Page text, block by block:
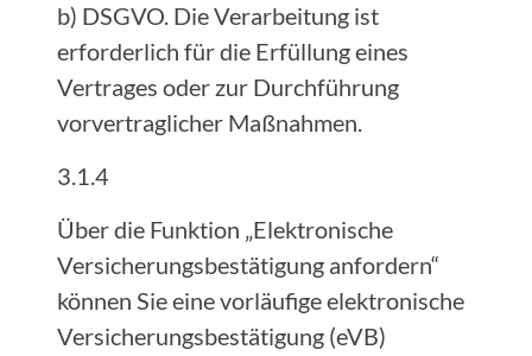
b) DSGVO. Die Verarbeitung ist
erforderlich für die Erfüllung eines
Vertrages oder zur Durchführung
vorvertraglicher Maßnahmen.
3.1.4
Über die Funktion „Elektronische
Versicherungsbestätigung anfordern“
können Sie eine vorläufige elektronische
Versicherungsbestätigung (eVB)